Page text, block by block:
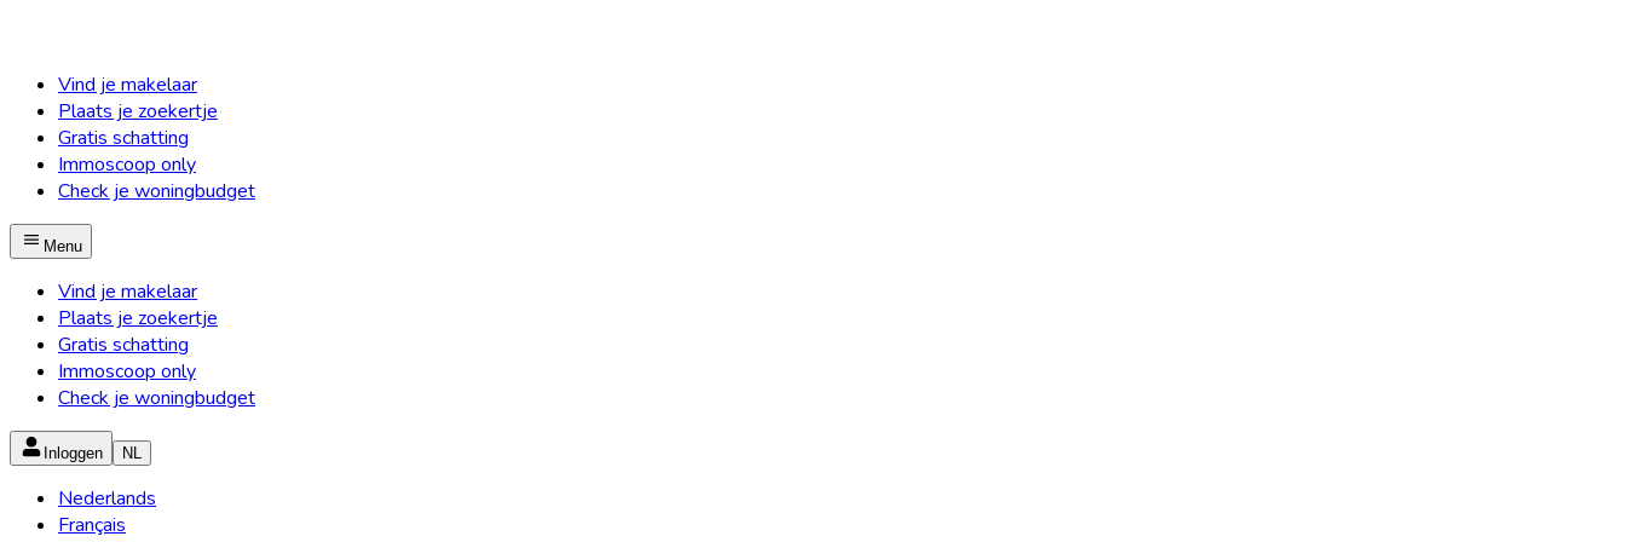
Vind je makelaar
Plaats je zoekertje
Gratis schatting
Immoscoop only
Check je woningbudget
Menu
Vind je makelaar
Plaats je zoekertje
Gratis schatting
Immoscoop only
Check je woningbudget
Inloggen NL
Nederlands
Français